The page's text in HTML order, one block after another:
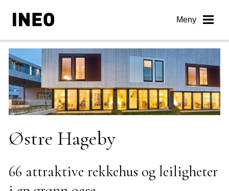
content
Meny
Østre Hageby
66 attraktive rekkehus og leiligheter